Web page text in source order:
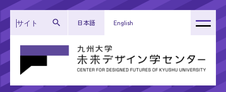
センター紹介
日本語 English